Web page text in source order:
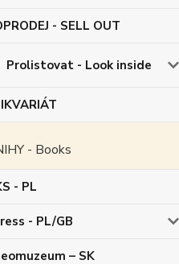
- SELL OUT
Prolistovat - Look inside
- Books
- PL
- PL/GB
– SK